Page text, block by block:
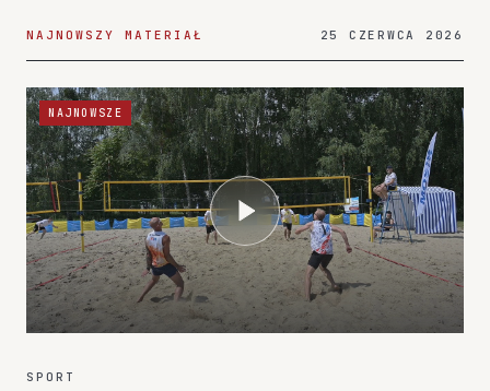
NAJNOWSZY MATERIAŁ 25 CZERWCA 2026
NAJNOWSZE
SPORT